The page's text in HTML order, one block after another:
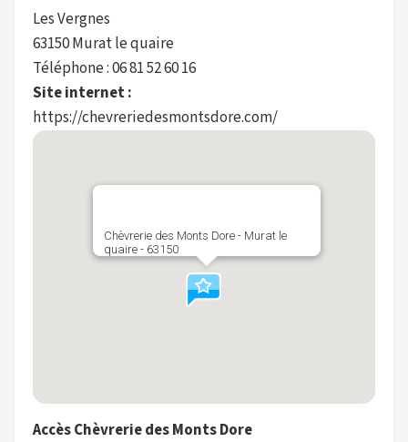
Les Vergnes
63150 Murat le quaire
Téléphone : 06 81 52 60 16
Site internet :
https://chevreriedesmontsdore.com/
Chèvrerie des Monts Dore - Murat le
quaire - 63150
Accès Chèvrerie des Monts Dore